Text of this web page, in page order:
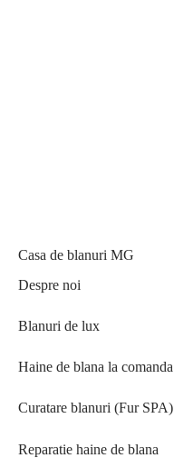
Casa de blanuri MG
Despre noi
Blanuri de lux
Haine de blana la comanda
Curatare blanuri (Fur SPA)
Reparatie haine de blana